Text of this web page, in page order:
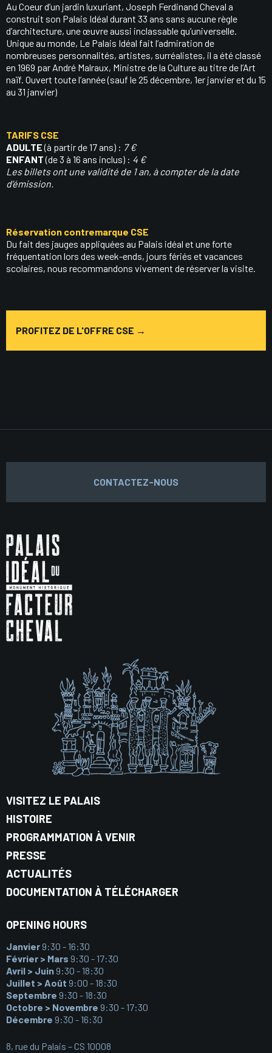
Au Coeur d’un jardin luxuriant, Joseph Ferdinand Cheval a
construit son Palais Idéal durant 33 ans sans aucune règle
d’architecture, une œuvre aussi inclassable qu’universelle.
Unique au monde, Le Palais Idéal fait l’admiration de
nombreuses personnalités, artistes, surréalistes, il a été classé
en 1969 par André Malraux, Ministre de la Culture au titre de l’Art
naïf. Ouvert toute l’année (sauf le 25 décembre, 1er janvier et du 15
au 31 janvier)
TARIFS CSE
ADULTE(à partir de 17 ans) : 7 €
ENFANT(de 3 à 16 ans inclus) : 4 €
Les billets ont une validité de 1 an, à compter de la date
d’émission.
Réservation contremarque CSE
Du fait des jauges appliquées au Palais idéal et une forte
fréquentation lors des week-ends, jours fériés et vacances
scolaires, nous recommandons vivement de réserver la visite.
PROFITEZ DE L'OFFRE CSE →
CONTACTEZ-NOUS
VISITEZ LE PALAIS
HISTOIRE
PROGRAMMATION À VENIR
PRESSE
ACTUALITÉS
DOCUMENTATION À TÉLÉCHARGER
OPENING HOURS
Janvier 9:30 - 16:30
Février > Mars 9:30 - 17:30
Avril > Juin 9:30 - 18:30
Juillet > Août 9:00 - 18:30
Septembre 9:30 - 18:30
Octobre > Novembre 9:30 - 17:30
Décembre 9:30 - 16:30
8, rue du Palais – CS 10008